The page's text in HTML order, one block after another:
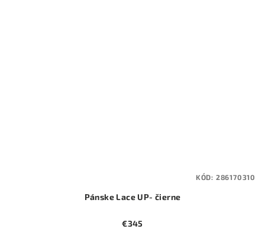
Pánske Lace UP- čierne
€345
KÓD: 286170310